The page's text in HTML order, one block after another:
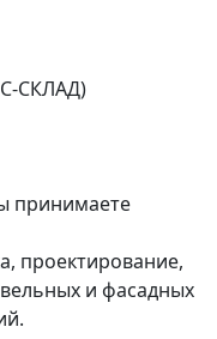
СКЛАД)
принимаете
проектирование,
и фасадных